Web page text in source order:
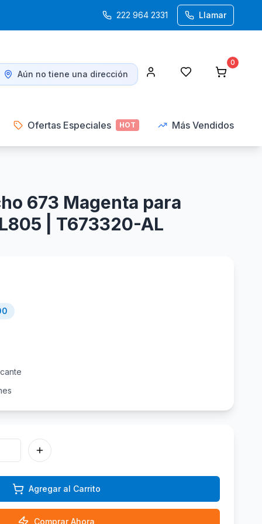
222 964 2331 Llamar
Aún no tiene una dirección
0
Ofertas Especiales HOT Más Vendidos
673 Magenta para
| T673320-AL
Agregar al Carrito
Comprar Ahora